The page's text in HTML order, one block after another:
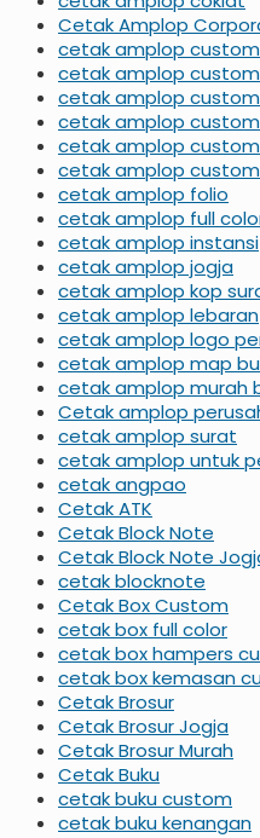
Cetak Amplop
cetak amplop custom
cetak amplop
cetak amplop
cetak amplop
cetak amplop
cetak amplop
cetak amplop folio
cetak amplop full
cetak amplop instansi
cetak amplop jogja
cetak amplop kop
cetak amplop lebaran
cetak amplop logo
cetak amplop map
cetak amplop murah
Cetak amplop
cetak amplop surat
cetak amplop untuk
cetak angpao
Cetak ATK
Cetak Block Note
Cetak Block Note
cetak blocknote
Cetak Box Custom
cetak box full color
cetak box hampers
cetak box kemasan
Cetak Brosur
Cetak Brosur Jogja
Cetak Brosur Murah
Cetak Buku
cetak buku custom
cetak buku kenangan